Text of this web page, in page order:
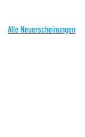
Alle Neuerscheinungen